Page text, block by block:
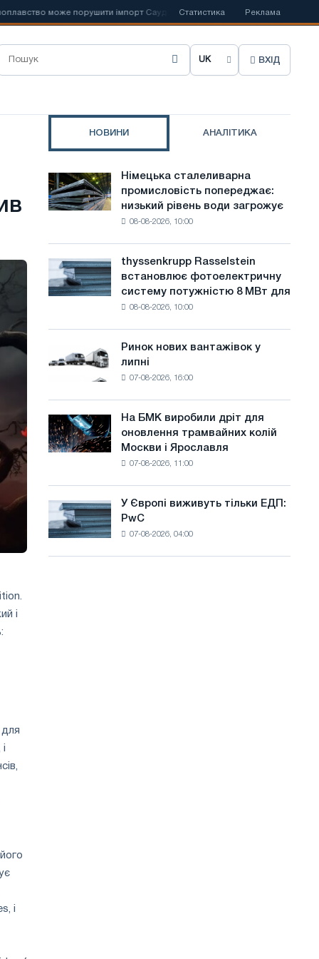
порушити імпорт Саудівської сталі 📰 Іспанська Acerinox
Статистика Реклама
О
р
и
м
в
у
с
а
й
т
у
ВХІД
і
і
НОВИНИ АНАЛІТИКА
Німецька
сталеливарна
промисловість
води
загрожує
Німецька сталеливарна
промисловість попереджає:
низький рівень води загрожує
08-08-2026, 10:00
thyssenkrupp
Rasselstein
встановлює
фотоелектричну
досягнення
цілей
декарбонізації
thyssenkrupp Rasselstein
встановлює фотоелектричну
систему потужністю 8 МВт для
08-08-2026, 10:00
Ринок
нових
вантажівок
Ринок нових вантажівок у
липні
07-08-2026, 16:00
На
БМК
виробили
трамвайних
колій
і
На БМК виробили дріт для
оновлення трамвайних колій
Москви і Ярославля
07-08-2026, 11:00
Європі
виживуть
У Європі виживуть тільки ЕДП:
PwC
07-08-2026, 04:00